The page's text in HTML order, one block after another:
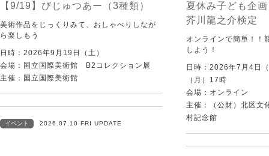
【9/19】びじゅつあー（3種類）
美術作品をじっくりみて、おしゃべりしなが
ら楽しもう
日時：2026年9月19日（土）
会場：国立国際美術館 B2コレクション展
主催：国立国際美術館
イベント 2026.07.10 FRI UPDATE
夏休み子ども企
芥川龍之介検定
オンラインで簡単！！
しよう！
日時：2026年7月4日
（月）17時
会場：オンライン
主催：（公財）北区
村記念館